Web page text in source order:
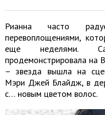
Рианна часто
перевоплощениями,
еще неделями.
продемонстрировала на
– звезда вышла на
Мэри Джей Блайдж, в
с… новым цветом волос.